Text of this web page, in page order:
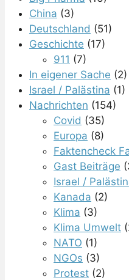
China (3)
Deutschland (51)
Geschichte (17)
911 (7)
In eigener Sache (2)
Israel / Palästina (1)
Nachrichten (154)
Covid (35)
Europa (8)
Faktencheck
Gast Beiträge
Israel /
Kanada (2)
Klima (3)
Klima Umwelt
NATO (1)
NGOs (3)
Protest (2)